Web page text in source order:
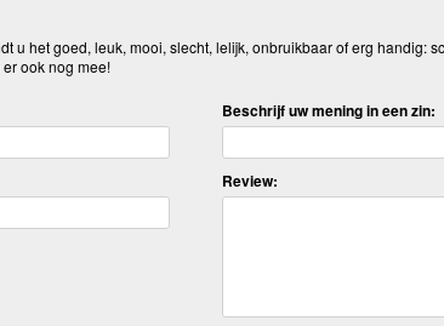
u het goed, leuk, mooi, slecht, lelijk, onbruikbaar of erg handig:
ook nog mee!
Beschrijf uw mening in een zin:
Review: